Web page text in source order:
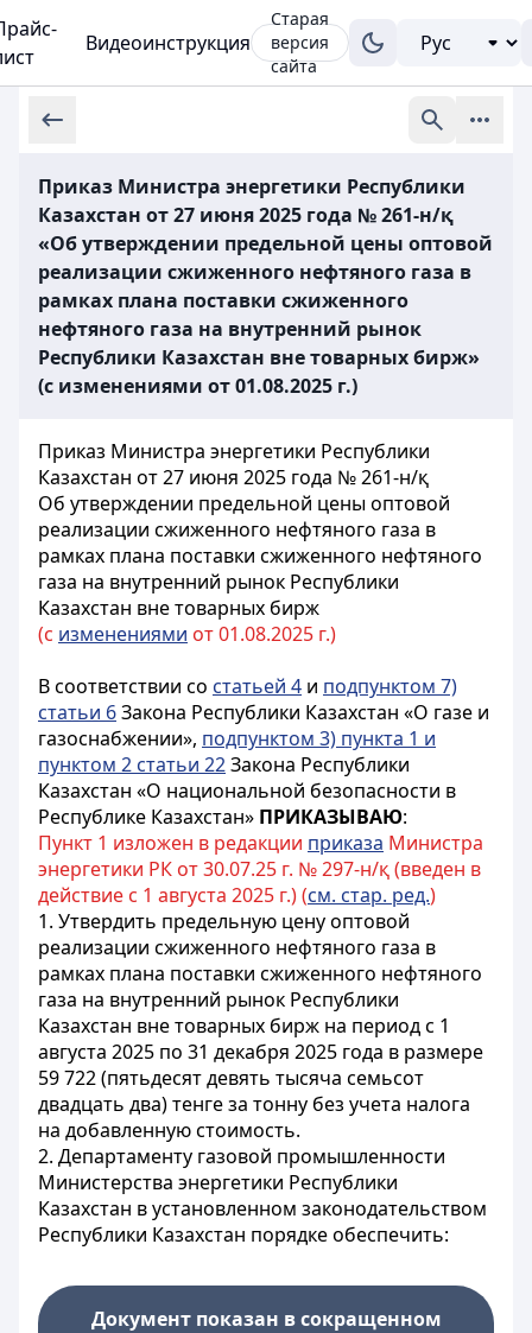
Видеоинструкция
Старая
версия
сайта
Приказ Министра энергетики Республики
Казахстан от 27 июня 2025 года № 261-н/қ
«Об утверждении предельной цены оптовой
реализации сжиженного нефтяного газа в
рамках плана поставки сжиженного
нефтяного газа на внутренний рынок
Республики Казахстан вне товарных бирж»
(с изменениями от 01.08.2025 г.)
Приказ Министра энергетики Республики
Казахстан от 27 июня 2025 года № 261-н/қ
Об утверждении предельной цены оптовой
реализации сжиженного нефтяного газа в
рамках плана поставки сжиженного нефтяного
газа на внутренний рынок Республики
Казахстан вне товарных бирж
(с изменениями от 01.08.2025 г.)
В соответствии со статьей 4 и подпунктом 7)
статьи 6Закона Республики Казахстан «О газе и
газоснабжении», подпунктом 3) пункта 1 и
пунктом 2 статьи 22Закона Республики
Казахстан «О национальной безопасности в
Республике Казахстан» ПРИКАЗЫВАЮ:
Пункт 1 изложен в редакции приказа Министра
энергетики РК от 30.07.25 г. № 297-н/қ (введен в
действие с 1 августа 2025 г.) (см. стар. ред.)
1. Утвердить предельную цену оптовой
реализации сжиженного нефтяного газа в
рамках плана поставки сжиженного нефтяного
газа на внутренний рынок Республики
Казахстан вне товарных бирж на период с 1
августа 2025 по 31 декабря 2025 года в размере
59 722 (пятьдесят девять тысяча семьсот
двадцать два) тенге за тонну без учета налога
на добавленную стоимость.
2. Департаменту газовой промышленности
Министерства энергетики Республики
Казахстан в установленном законодательством
Республики Казахстан порядке обеспечить:
Документ показан в сокращенном